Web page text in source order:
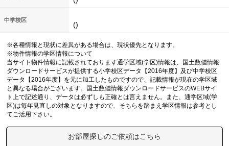
中学校区
()
※各種情報と現状に差異がある場合は、現状優先となります。
※物件情報の学区情報について
当サイト物件情報に記載されております通学区域(学区)情報は、国土数値情報
ダウンロードサービスが提供する小学校区データ【2016年度】及び中学校区
データ【2016年度】を元に加工したものですので、記載情報が現在の学区域
と異なる場合がございます。国土数値情報ダウンロードサービスのWEBサイ
ト上で記述通り、データは必ずしも正確とは言えません。また、通学区域(学
区)は毎年見直しの対象となりますので、そちらを踏まえ学区情報は参考とし
てご活用下さい。
お部屋探しのご依頼はこちら